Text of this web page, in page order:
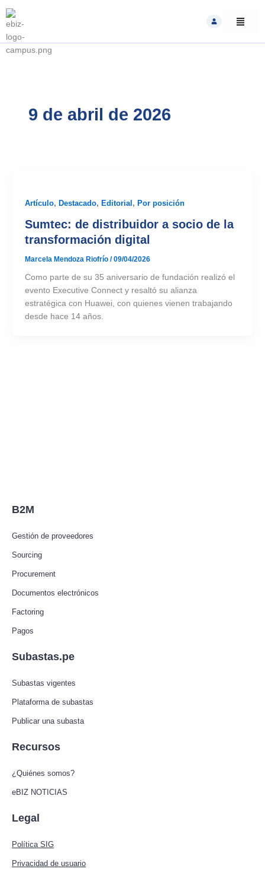
to
content
9 de abril de 2026
Artículo, Destacado, Editorial, Por posición
Sumtec: de distribuidor a socio de la
transformación digital
Marcela Mendoza Riofrío /09/04/2026
Como parte de su 35 aniversario de fundación realizó el
evento Executive Connect y resaltó su alianza
estratégica con Huawei, con quienes vienen trabajando
desde hace 14 años.
B2M
Gestión de proveedores
Sourcing
Procurement
Documentos electrónicos
Factoring
Pagos
Subastas.pe
Subastas vigentes
Plataforma de subastas
Publicar una subasta
Recursos
¿Quiénes somos?
eBIZ NOTICIAS
Legal
Política SIG
Privacidad de usuario